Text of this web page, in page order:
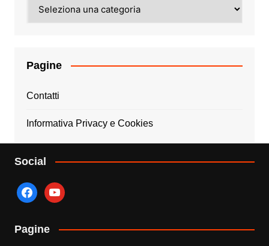
Pagine
Contatti
Informativa Privacy e Cookies
Social
facebookyoutube
Pagine